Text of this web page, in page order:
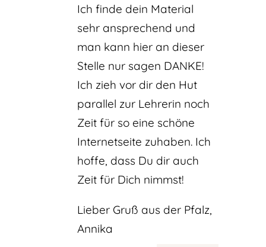
Ich finde dein Material
sehr ansprechend und
man kann hier an dieser
Stelle nur sagen DANKE!
Ich zieh vor dir den Hut
parallel zur Lehrerin noch
Zeit für so eine schöne
Internetseite zuhaben. Ich
hoffe, dass Du dir auch
Zeit für Dich nimmst!
Lieber Gruß aus der Pfalz,
Annika